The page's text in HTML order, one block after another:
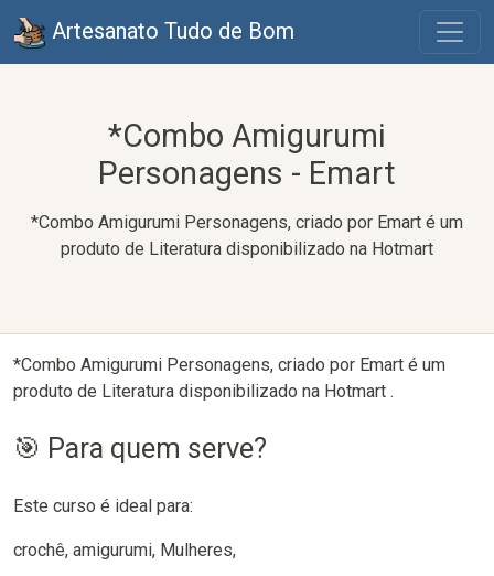
Artesanato Tudo de Bom
*Combo Amigurumi
Personagens - Emart
*Combo Amigurumi Personagens, criado por Emart é um
produto de Literatura disponibilizado na Hotmart
*Combo Amigurumi Personagens, criado por Emart é um
produto de Literatura disponibilizado na Hotmart .
🎯 Para quem serve?
Este curso é ideal para:
crochê, amigurumi, Mulheres,